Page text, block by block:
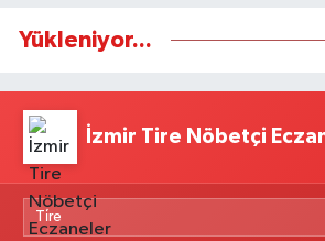
Yükleniyor...
İzmir Tire Nöbetçi